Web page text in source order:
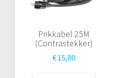
Prikkabel 25M
(Contrastekker)
€ 15,00